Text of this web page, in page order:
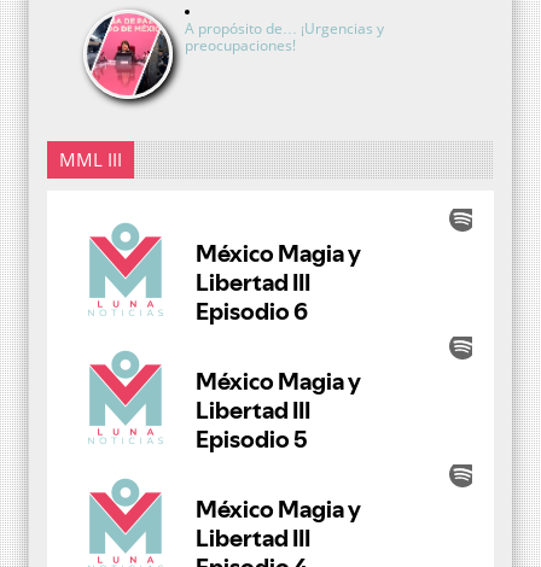
A propósito de… ¡Urgencias y
preocupaciones!
MML III